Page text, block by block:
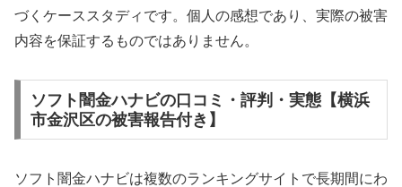
づくケーススタディです。個人の感想であり、実際の被害
内容を保証するものではありません。
ソフト闇金ハナビの口コミ・評判・実態【横浜
市金沢区の被害報告付き】
ソフト闇金ハナビは複数のランキングサイトで長期間にわ